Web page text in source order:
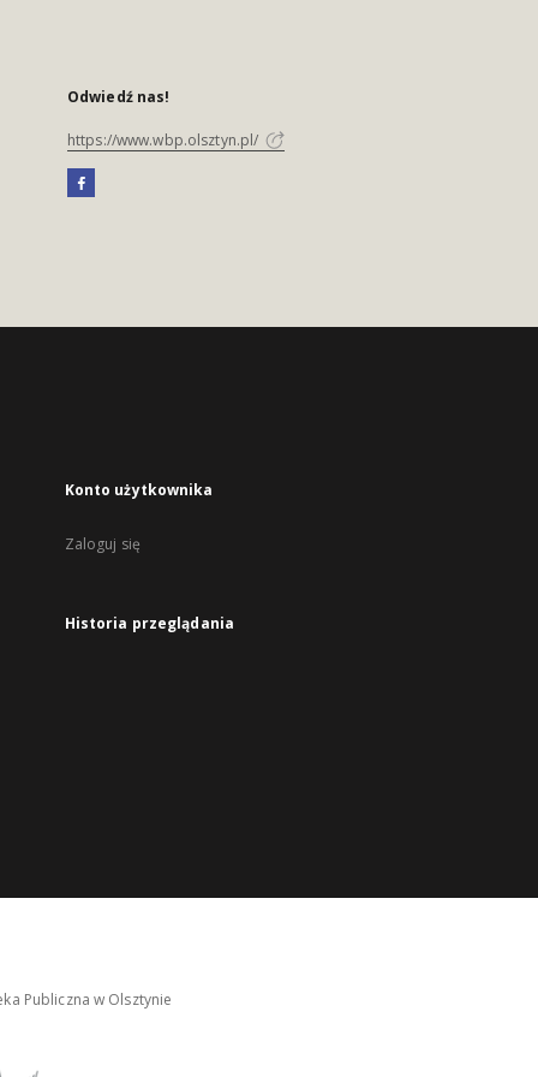
Odwiedź nas!
https://www.wbp.olsztyn.pl/
Konto użytkownika
Zaloguj się
Historia przeglądania
Publiczna w Olsztynie